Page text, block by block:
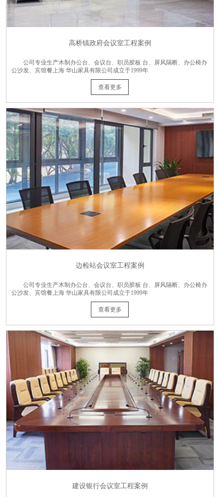
高桥镇政府会议室工程案例
公司专业生产木制办公台、会议台、职员胶板 台、屏风隔断、办公椅办
公沙发、宾馆餐上海 华山家具有限公司成立于1999年
查看更多
边检站会议室工程案例
公司专业生产木制办公台、会议台、职员胶板 台、屏风隔断、办公椅办
公沙发、宾馆餐上海 华山家具有限公司成立于1999年
查看更多
建设银行会议室工程案例